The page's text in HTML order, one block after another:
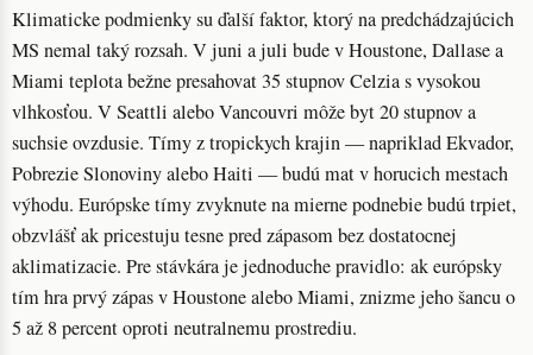
Klimaticke podmienky su ďalší faktor, ktorý na predchádzajúcich
MS nemal taký rozsah. V juni a juli bude v Houstone, Dallase a
Miami teplota bežne presahovat 35 stupnov Celzia s vysokou
vlhkosťou. V Seattli alebo Vancouvri môže byt 20 stupnov a
suchsie ovzdusie. Tímy z tropickych krajin — napriklad Ekvador,
Pobrezie Slonoviny alebo Haiti — budú mat v horucich mestach
výhodu. Európske tímy zvyknute na mierne podnebie budú trpiet,
obzvlášť ak pricestuju tesne pred zápasom bez dostatocnej
aklimatizacie. Pre stávkára je jednoduche pravidlo: ak európsky
tím hra prvý zápas v Houstone alebo Miami, znizme jeho šancu o
5 až 8 percent oproti neutralnemu prostrediu.